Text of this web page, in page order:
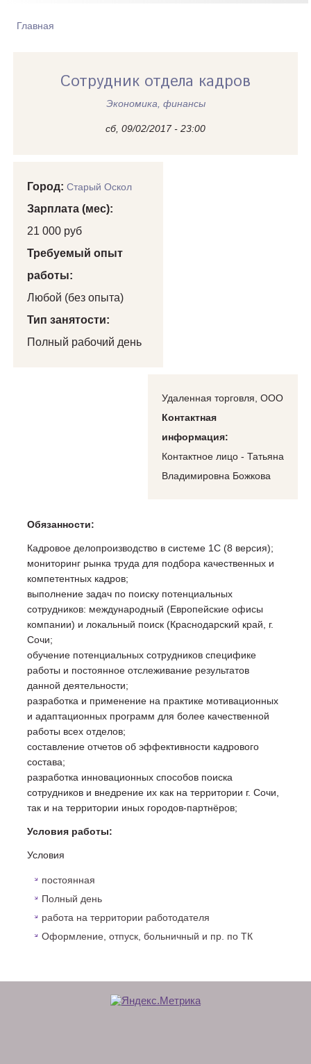
ВЫ ЗДЕСЬ
Главная
Сотрудник отдела кадров
Экономика, финансы
сб, 09/02/2017 - 23:00
Город:Старый Оскол
Зарплата (мес):
21 000 руб
Требуемый опыт
работы:
Любой (без опыта)
Тип занятости:
Полный рабочий день
Удаленная торговля, ООО
Контактная
информация:
Контактное лицо - Татьяна
Владимировна Божкова
Обязанности:
Кадровое делопроизводство в системе 1С (8 версия);
мониторинг рынка труда для подбора качественных и
компетентных кадров;
выполнение задач по поиску потенциальных
сотрудников: международный (Европейские офисы
компании) и локальный поиск (Краснодарский край, г.
Сочи;
обучение потенциальных сотрудников специфике
работы и постоянное отслеживание результатов
данной деятельности;
разработка и применение на практике мотивационных
и адаптационных программ для более качественной
работы всех отделов;
составление отчетов об эффективности кадрового
состава;
разработка инновационных способов поиска
сотрудников и внедрение их как на территории г. Сочи,
так и на территории иных городов-партнёров;
Условия работы:
Условия
постоянная
Полный день
работа на территории работодателя
Оформление, отпуск, больничный и пр. по ТК